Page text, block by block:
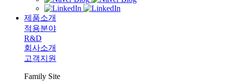
제품소개
적용분야
R&D
회사소개
고객지원
Family Site